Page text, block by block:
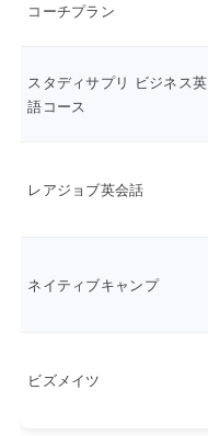
コーチプラン
スタディサプリ ビジネス英
語コース
レアジョブ英会話
ネイティブキャンプ
ビズメイツ